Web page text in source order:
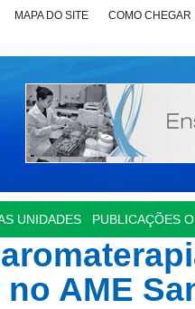
MAPA DO SITE COMO CHEGAR
UNIDADES PUBLICAÇÕES
AME